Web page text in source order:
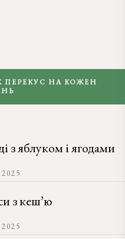
ПЕРЕКУС НА КОЖЕН
з яблуком і ягодами
з кеш’ю